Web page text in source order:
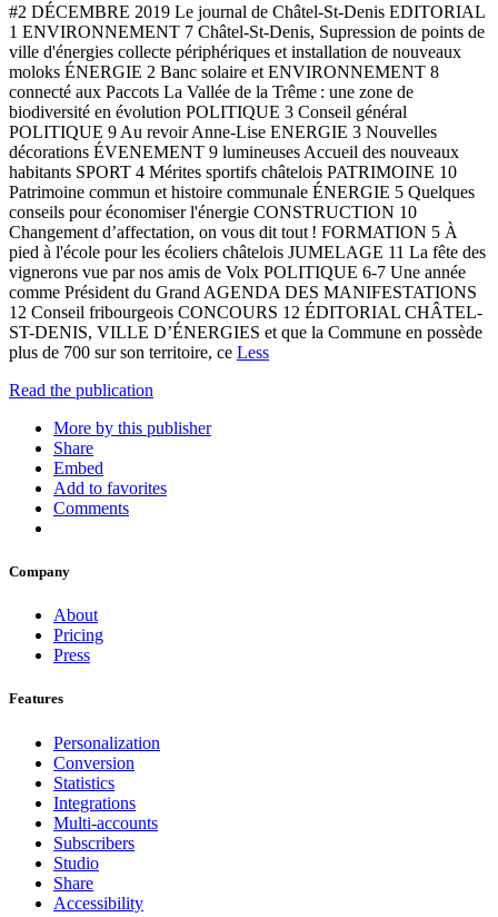
#2 DÉCEMBRE 2019 Le journal de Châtel-St-Denis EDITORIAL
1 ENVIRONNEMENT 7 Châtel-St-Denis, Supression de points de
ville d'énergies collecte périphériques et installation de nouveaux
moloks ÉNERGIE 2 Banc solaire et ENVIRONNEMENT 8
connecté aux Paccots La Vallée de la Trême : une zone de
biodiversité en évolution POLITIQUE 3 Conseil général
POLITIQUE 9 Au revoir Anne-Lise ENERGIE 3 Nouvelles
décorations ÉVENEMENT 9 lumineuses Accueil des nouveaux
habitants SPORT 4 Mérites sportifs châtelois PATRIMOINE 10
Patrimoine commun et histoire communale ÉNERGIE 5 Quelques
conseils pour économiser l'énergie CONSTRUCTION 10
Changement d’affectation, on vous dit tout ! FORMATION 5 À
pied à l'école pour les écoliers châtelois JUMELAGE 11 La fête des
vignerons vue par nos amis de Volx POLITIQUE 6-7 Une année
comme Président du Grand AGENDA DES MANIFESTATIONS
12 Conseil fribourgeois CONCOURS 12 ÉDITORIAL CHÂTEL-
ST-DENIS, VILLE D’ÉNERGIES et que la Commune en possède
plus de 700 sur son territoire, ce Less
Read the publication
More by this publisher
Share
Embed
Add to favorites
Comments
Company
About
Pricing
Press
Features
Personalization
Conversion
Statistics
Integrations
Multi-accounts
Subscribers
Studio
Share
Accessibility